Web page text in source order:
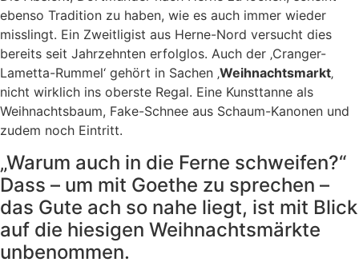
ebenso Tradition zu haben, wie es auch immer wieder
misslingt. Ein Zweitligist aus Herne-Nord versucht dies
bereits seit Jahrzehnten erfolglos. Auch der ‚Cranger-
Lametta-Rummel‘ gehört in Sachen ‚Weihnachtsmarkt‚
nicht wirklich ins oberste Regal. Eine Kunsttanne als
Weihnachtsbaum, Fake-Schnee aus Schaum-Kanonen und
zudem noch Eintritt.
„Warum auch in die Ferne schweifen?“
Dass – um mit Goethe zu sprechen –
das Gute ach so nahe liegt, ist mit Blick
auf die hiesigen Weihnachtsmärkte
unbenommen.